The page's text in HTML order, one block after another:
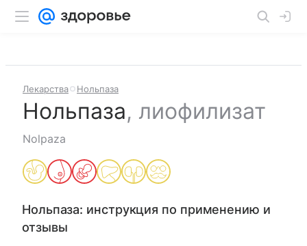
Лекарства Нольпаза
Нольпаза, лиофилизат
Nolpaza
Нольпаза: инструкция по применению и
отзывы